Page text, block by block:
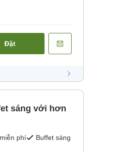
Đặt
sáng với hơn
phí
Buffet sáng